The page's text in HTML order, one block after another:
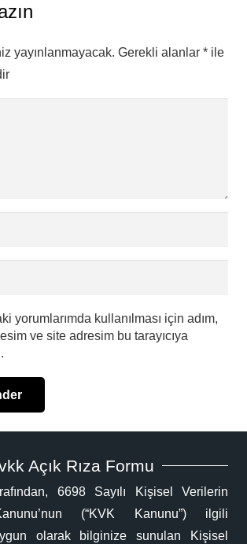
yayınlanmayacak. Gerekli alanlar * ile
yorumlarımda kullanılması için adım,
ve site adresim bu tarayıcıya
Açık Rıza Formu
6698 Sayılı Kişisel Verilerin
(“KVK Kanunu”) ilgili
olarak bilginize sunulan Kişisel